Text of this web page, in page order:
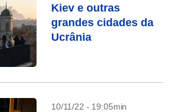
Kiev e outras
grandes cidades da
Ucrânia
10/11/22 - 19:05min